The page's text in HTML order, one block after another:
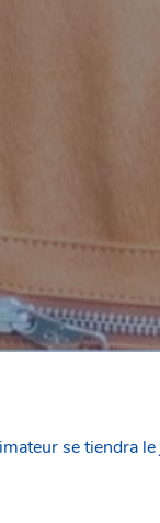
se tiendra le